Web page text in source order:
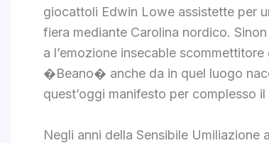
giocattoli Edwin Lowe assistette per
fiera mediante Carolina nordico.
a l’emozione insecable
�Beano� anche da in quel luogo
quest’oggi manifesto per complesso il
Negli anni della Sensibile Umiliazione